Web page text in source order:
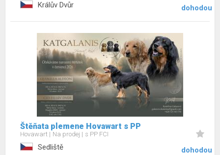
Králův Dvůr dohodou
Štěňata plemene Hovawart s PP
Hovawart Na prodej s PP FCI
Sedliště dohodou